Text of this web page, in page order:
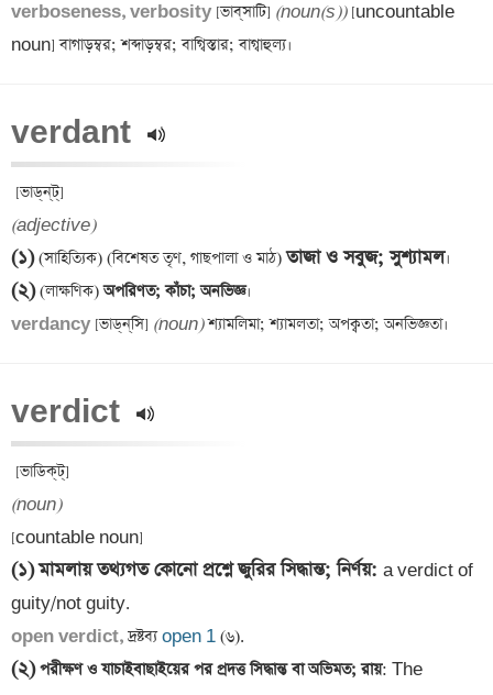
verboseness, verbosity
[ভাব্‌সাটি] (noun(s)) [uncountable
verdant
(adjective)
(১) (সাহিত্যিক) (বিশেষত তৃণ, গাছপালা ও মাঠ) তাজা ও সবুজ; সুশ্যামল
(২) (লাক্ষণিক) অপরিণত; কাঁচা; অনভিজ্ঞ
verdancy
[ভাড্‌ন্‌সি] (noun)
verdict
(noun)
(১)মামলায় তথ্যগত কোনো প্রশ্নে জুরির সিদ্ধান্ত; নির্ণয়: a verdict of
open verdict, দ্রষ্টব্য open 1
(২) পরীক্ষণ ও যাচাইবাছাইয়ের পর প্রদত্ত সিদ্ধান্ত বা অভিমত; রায়: The